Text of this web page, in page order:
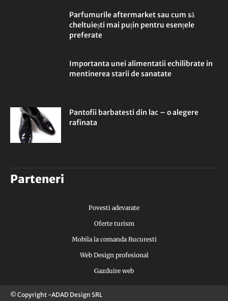
Parfumurile aftermarket sau cum să
cheltuiești mai puțin pentru esențele
preferate
Importanta unei alimentatii echilibrate in
mentinerea starii de sanatate
Pantofii barbatesti din lac – o alegere
rafinata
Parteneri
Povesti adevarate
Oferte turism
Mobila la comanda Bucuresti
Web Design profesional
Gazduire web
© Copyright -ADAD Design SRL